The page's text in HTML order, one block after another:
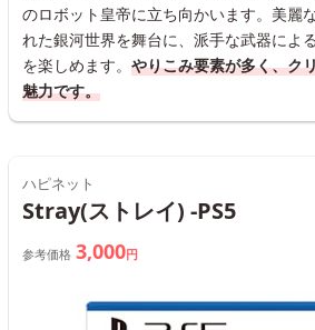
のロボット皇帝に立ち向かいます。美麗
れた銀河世界を舞台に、派手な武器によ
を楽しめます。 やりこみ要素が多く、ク
魅力です。
ハピネット
Stray(ストレイ) -PS5
参考価格 3,000円